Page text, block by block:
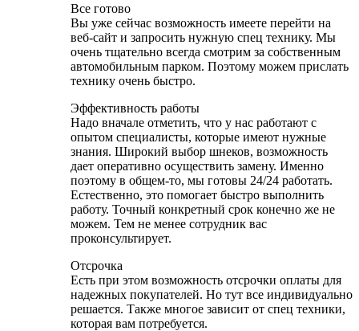
Все готово
Вы уже сейчас возможность имеете перейти на
веб-сайт и запросить нужную спец технику. Мы
очень тщательно всегда смотрим за собственным
автомобильным парком. Поэтому можем прислать
технику очень быстро.
Эффективность работы
Надо вначале отметить, что у нас работают с
опытом специалисты, которые имеют нужные
знания. Широкий выбор шнеков, возможность
дает оперативно осуществить замену. Именно
поэтому в общем-то, мы готовы 24/24 работать.
Естественно, это помогает быстро выполнить
работу. Точный конкретный срок конечно же не
можем. Тем не менее сотрудник вас
проконсультирует.
Отсрочка
Есть при этом возможность отсрочки оплаты для
надежных покупателей. Но тут все индивидуально
решается. Также многое зависит от спец техники,
которая вам потребуется.